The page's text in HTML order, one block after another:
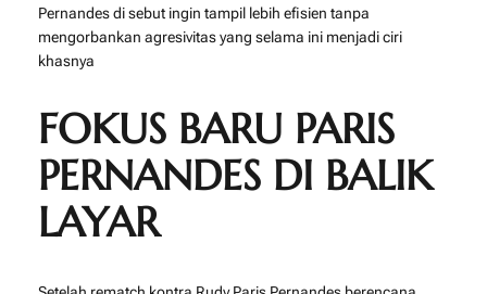
Pernandes di sebut ingin tampil lebih efisien tanpa
mengorbankan agresivitas yang selama ini menjadi ciri
khasnya
FOKUS BARU PARIS
PERNANDES DI BALIK
LAYAR